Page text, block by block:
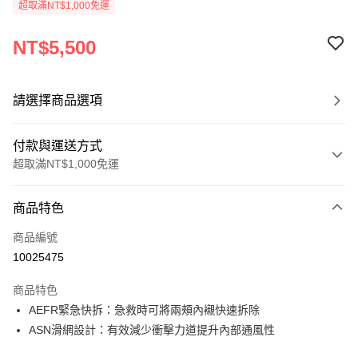
超取滿NT$1,000免運
NT$5,500
請選擇商品選項
付款與運送方式
超取滿NT$1,000免運
信用卡一次付款
超商取貨付款
ATM付款
商品特色
商品編號
10025475
商品特色
AEFR緊急快拆：急救時可將兩頰內襯快速拆除
ASN滑網設計：有效減少衝擊力道提升內部通風性